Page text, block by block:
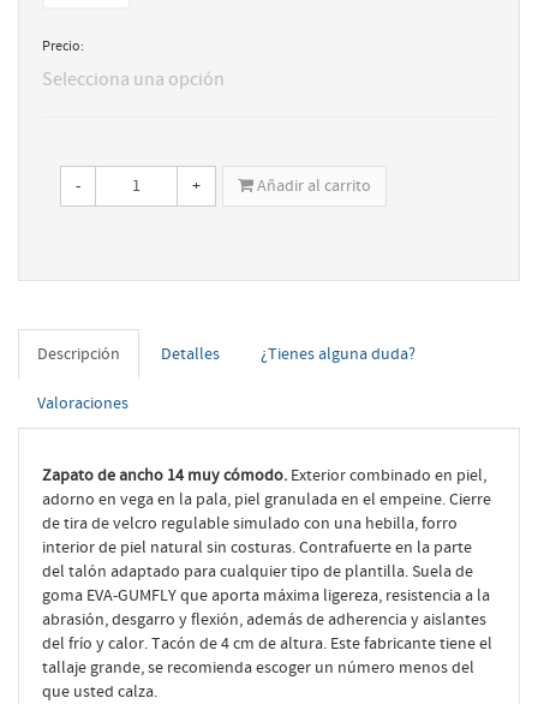
Precio:
Selecciona una opción
- + Añadir al carrito
Descripción Detalles ¿Tienes alguna duda?
Valoraciones
Zapato de ancho 14 muy cómodo. Exterior combinado en piel,
adorno en vega en la pala, piel granulada en el empeine. Cierre
de tira de velcro regulable simulado con una hebilla, forro
interior de piel natural sin costuras. Contrafuerte en la parte
del talón adaptado para cualquier tipo de plantilla. Suela de
goma EVA-GUMFLY que aporta máxima ligereza, resistencia a la
abrasión, desgarro y flexión, además de adherencia y aislantes
del frío y calor. Tacón de 4 cm de altura. Este fabricante tiene el
tallaje grande, se recomienda escoger un número menos del
que usted calza.